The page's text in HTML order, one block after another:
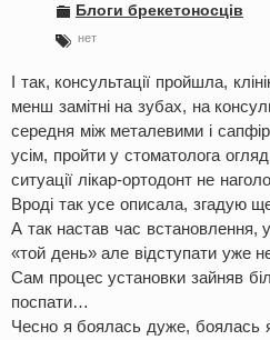
Блоги брекетоносців
нет
І так, консультації пройшла,
менш замітні на зубах, на
середня між металевими і
усім, пройти у стоматолога
ситуації лікар-ортодонт не
Вроді так усе описала, згадую
А так настав час встановлення,
«той день» але відступати уже
Сам процес установки зайняв
поспати…
Чесно я боялась дуже, боялась